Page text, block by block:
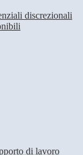
discrezionali
di lavoro